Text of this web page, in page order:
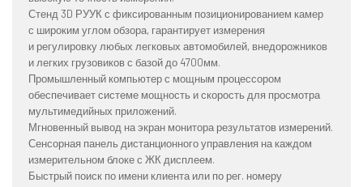
Стенд 3D РУУК с фиксированным позиционированием камер
с широким углом обзора, гарантирует измерения
и регулировку любых легковых автомобилей, внедорожников
и легких грузовиков с базой до 4700мм.
Промышленный компьютер с мощным процессором
обеспечивает системе мощность и скорость для просмотра
мультимедийных приложений.
Мгновенный вывод на экран монитора результатов измерений.
Сенсорная панель дистанционного управления на каждом
измерительном блоке с ЖК дисплеем.
Быстрый поиск по имени клиента или по рег. номеру